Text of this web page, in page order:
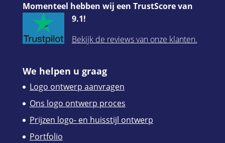
Momenteel hebben wij een TrustScore van
9.1!
Bekijk de reviews van onze klanten.
We helpen u graag
Logo ontwerp aanvragen
Ons logo ontwerp proces
Prijzen logo- en huisstijl ontwerp
Portfolio